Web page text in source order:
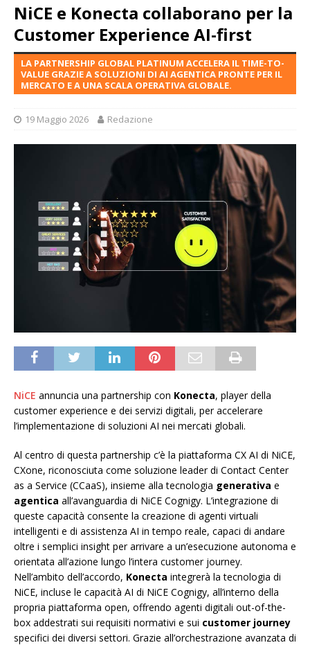
NiCE e Konecta collaborano per la
Customer Experience AI-first
LA PARTNERSHIP GLOBAL PLATINUM ACCELERA IL TIME-TO-
VALUE GRAZIE A SOLUZIONI DI AI AGENTICA PRONTE PER IL
MERCATO E A UNA SCALA OPERATIVA GLOBALE.
19 Maggio 2026 Redazione
NiCE annuncia una partnership con Konecta, player della
customer experience e dei servizi digitali, per accelerare
l’implementazione di soluzioni AI nei mercati globali.
Al centro di questa partnership c’è la piattaforma CX AI di NiCE,
CXone, riconosciuta come soluzione leader di Contact Center
as a Service (CCaaS), insieme alla tecnologia generativa e
agentica all’avanguardia di NiCE Cognigy. L’integrazione di
queste capacità consente la creazione di agenti virtuali
intelligenti e di assistenza AI in tempo reale, capaci di andare
oltre i semplici insight per arrivare a un’esecuzione autonoma e
orientata all’azione lungo l’intera customer journey.
Nell’ambito dell’accordo, Konecta integrerà la tecnologia di
NiCE, incluse le capacità AI di NiCE Cognigy, all’interno della
propria piattaforma open, offrendo agenti digitali out-of-the-
box addestrati sui requisiti normativi e sui customer journey
specifici dei diversi settori. Grazie all’orchestrazione avanzata di